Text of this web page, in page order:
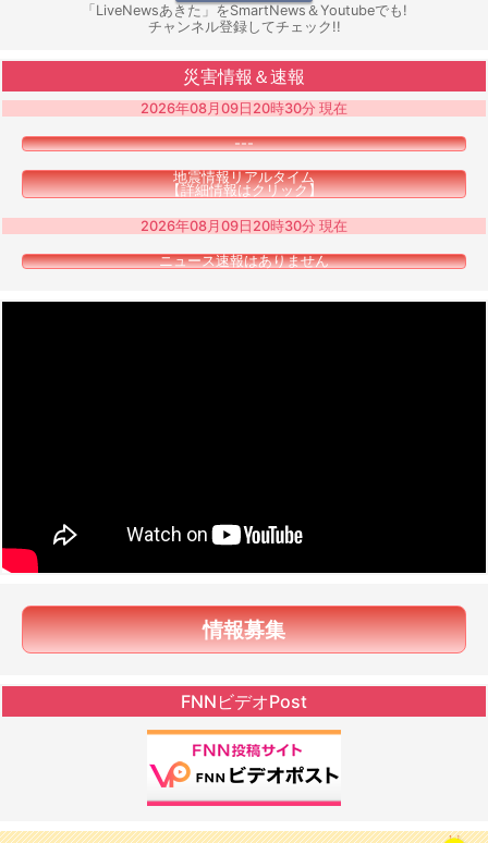
「LiveNewsあきた」をSmartNews＆Youtubeでも!
チャンネル登録してチェック!!
災害情報＆速報
2026年08月09日20時30分 現在
---
地震情報リアルタイム
【詳細情報はクリック】
2026年08月09日20時30分 現在
ニュース速報はありません
情報募集
FNNビデオPost